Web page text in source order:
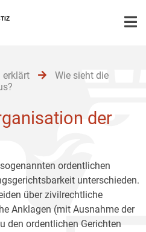
erklärt
Wie sieht die
der
ordentlichen
unterschieden.
über zivilrechtliche
Anklagen (mit Ausnahme der
den ordentlichen Gerichten